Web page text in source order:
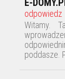
odpowiedz
Witamy.
poddasze.